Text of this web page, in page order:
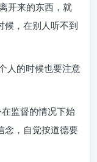
开来的东西，就
候，在别人听不到
人的时候也要注意
监督的情况下始
念，自觉按道德要